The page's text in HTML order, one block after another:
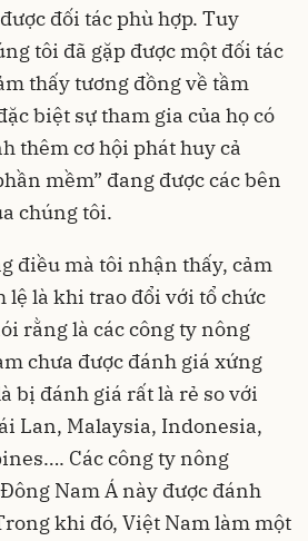
đối tác phù hợp. Tuy
tôi đã gặp được một đối tác
thấy tương đồng về tầm
biệt sự tham gia của họ có
thêm cơ hội phát huy cả
mềm” đang được các bên
chúng tôi.
điều mà tôi nhận thấy, cảm
lệ là khi trao đổi với tổ chức
rằng là các công ty nông
chưa được đánh giá xứng
bị đánh giá rất là rẻ so với
Lan, Malaysia, Indonesia,
Các công ty nông
Nam Á này được đánh
khi đó, Việt Nam làm một